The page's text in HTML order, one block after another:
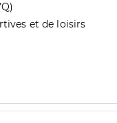
et de loisirs